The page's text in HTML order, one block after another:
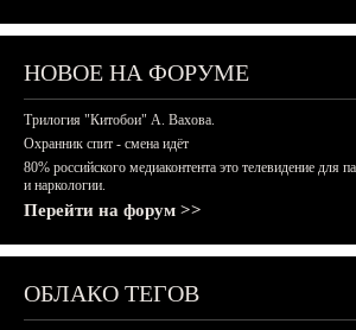
НОВОЕ НА ФОРУМЕ
Трилогия "Китобои" А. Вахова.
Охранник спит - смена идёт
80% российского медиаконтента это телевидение для
и наркологии.
Перейти на форум >>
ОБЛАКО ТЕГОВ